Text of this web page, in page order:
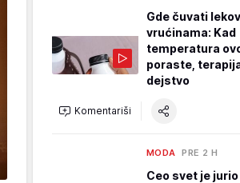
Gde čuvati
vrućinama: Kad
temperatura
poraste,
dejstvo
Komentariši
MODA PRE 2 H
Ceo svet je